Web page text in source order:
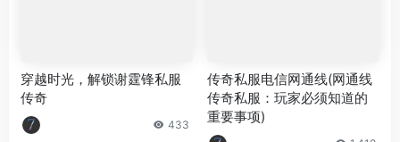
穿越时光，解锁谢霆锋私服
传奇
433
传奇私服电信网通线(网通线
传奇私服：玩家必须知道的
重要事项)